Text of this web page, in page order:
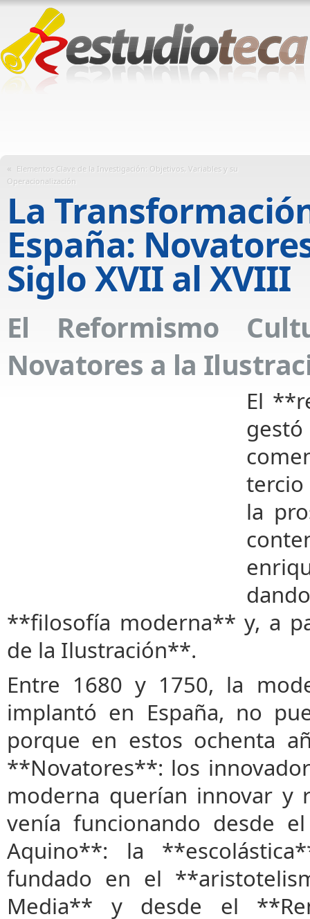
« Elementos Clave de la Investigación: Objetivos, Variables y su
Operacionalización
La
España:
Siglo XVII al XVIII
El Reformismo
Novatores a la
El
tercio
la
**filosofía moderna** y, a
de la Ilustración**.
Entre 1680 y 1750, la
implantó en España, no
porque en estos ochenta
**Novatores**: los
moderna querían innovar y
venía funcionando desde
Aquino**: la
fundado en el
Media** y desde el